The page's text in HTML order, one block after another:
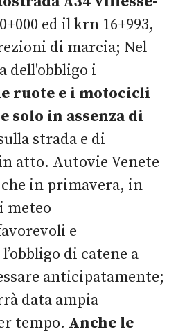
ed il krn 16+993,
di marcia; Nel
dell'obbligo i
ruote e i motocicli
solo in assenza di
strada e di
atto. Autovie Venete
in primavera, in
meteo
e
di catene a
anticipatamente;
data ampia
tempo. Anche le